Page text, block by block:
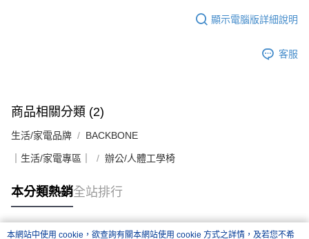
顯示電腦版詳細說明
客服
商品相關分類 (2)
生活/家電品牌 BACKBONE
｜生活/家電專區｜ 辦公/人體工學椅
本分類熱銷全站排行
本網站中使用 cookie，欲查詢有關本網站使用 cookie 方式之詳情，及若您不希